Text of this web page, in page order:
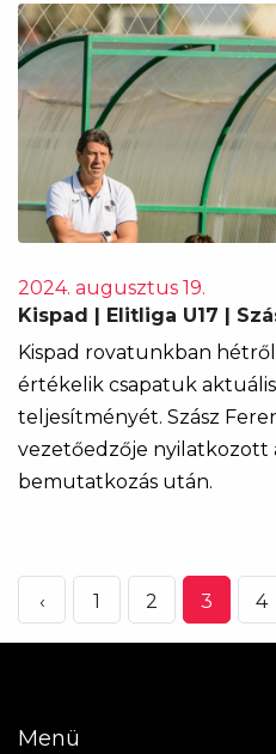
2024. augusztus 19.
Kispad | Elitliga U17 |
Kispad rovatunkban
értékelik csapatuk
teljesítményét. Szász
vezetőedzője nyilatkozott
bemutatkozás után.
‹ 1 2 3 4
Menü